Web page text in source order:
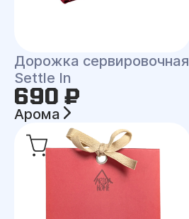
Дорожка сервировочная
Settle In
690 ₽
Арома